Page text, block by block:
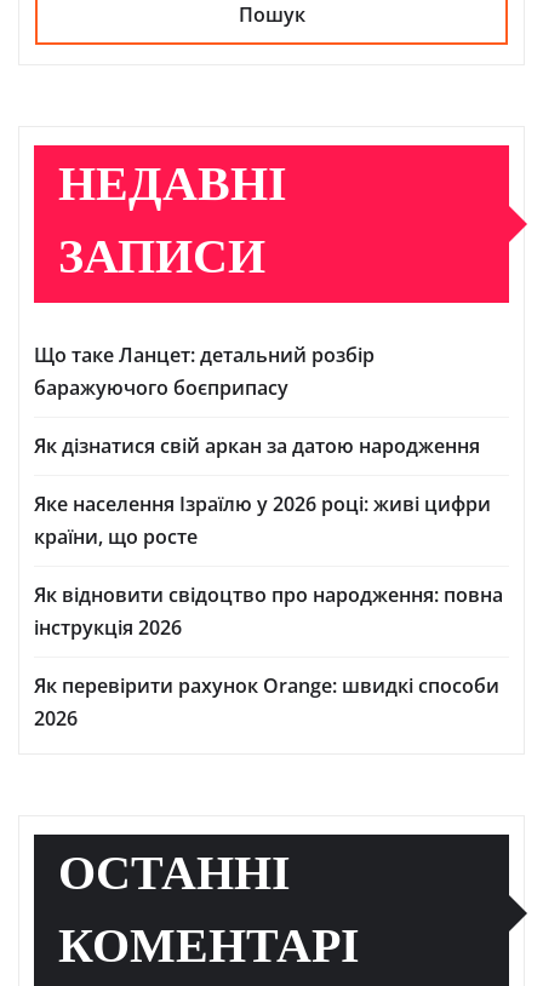
Пошук
НЕДАВНІ
ЗАПИСИ
Що таке Ланцет: детальний розбір
баражуючого боєприпасу
Як дізнатися свій аркан за датою народження
Яке населення Ізраїлю у 2026 році: живі цифри
країни, що росте
Як відновити свідоцтво про народження: повна
інструкція 2026
Як перевірити рахунок Orange: швидкі способи
2026
ОСТАННІ
КОМЕНТАРІ